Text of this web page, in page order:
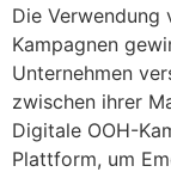
Die
Kampagnen
Unternehmen
zwischen ihrer
Digitale OOH-
Plattform, um